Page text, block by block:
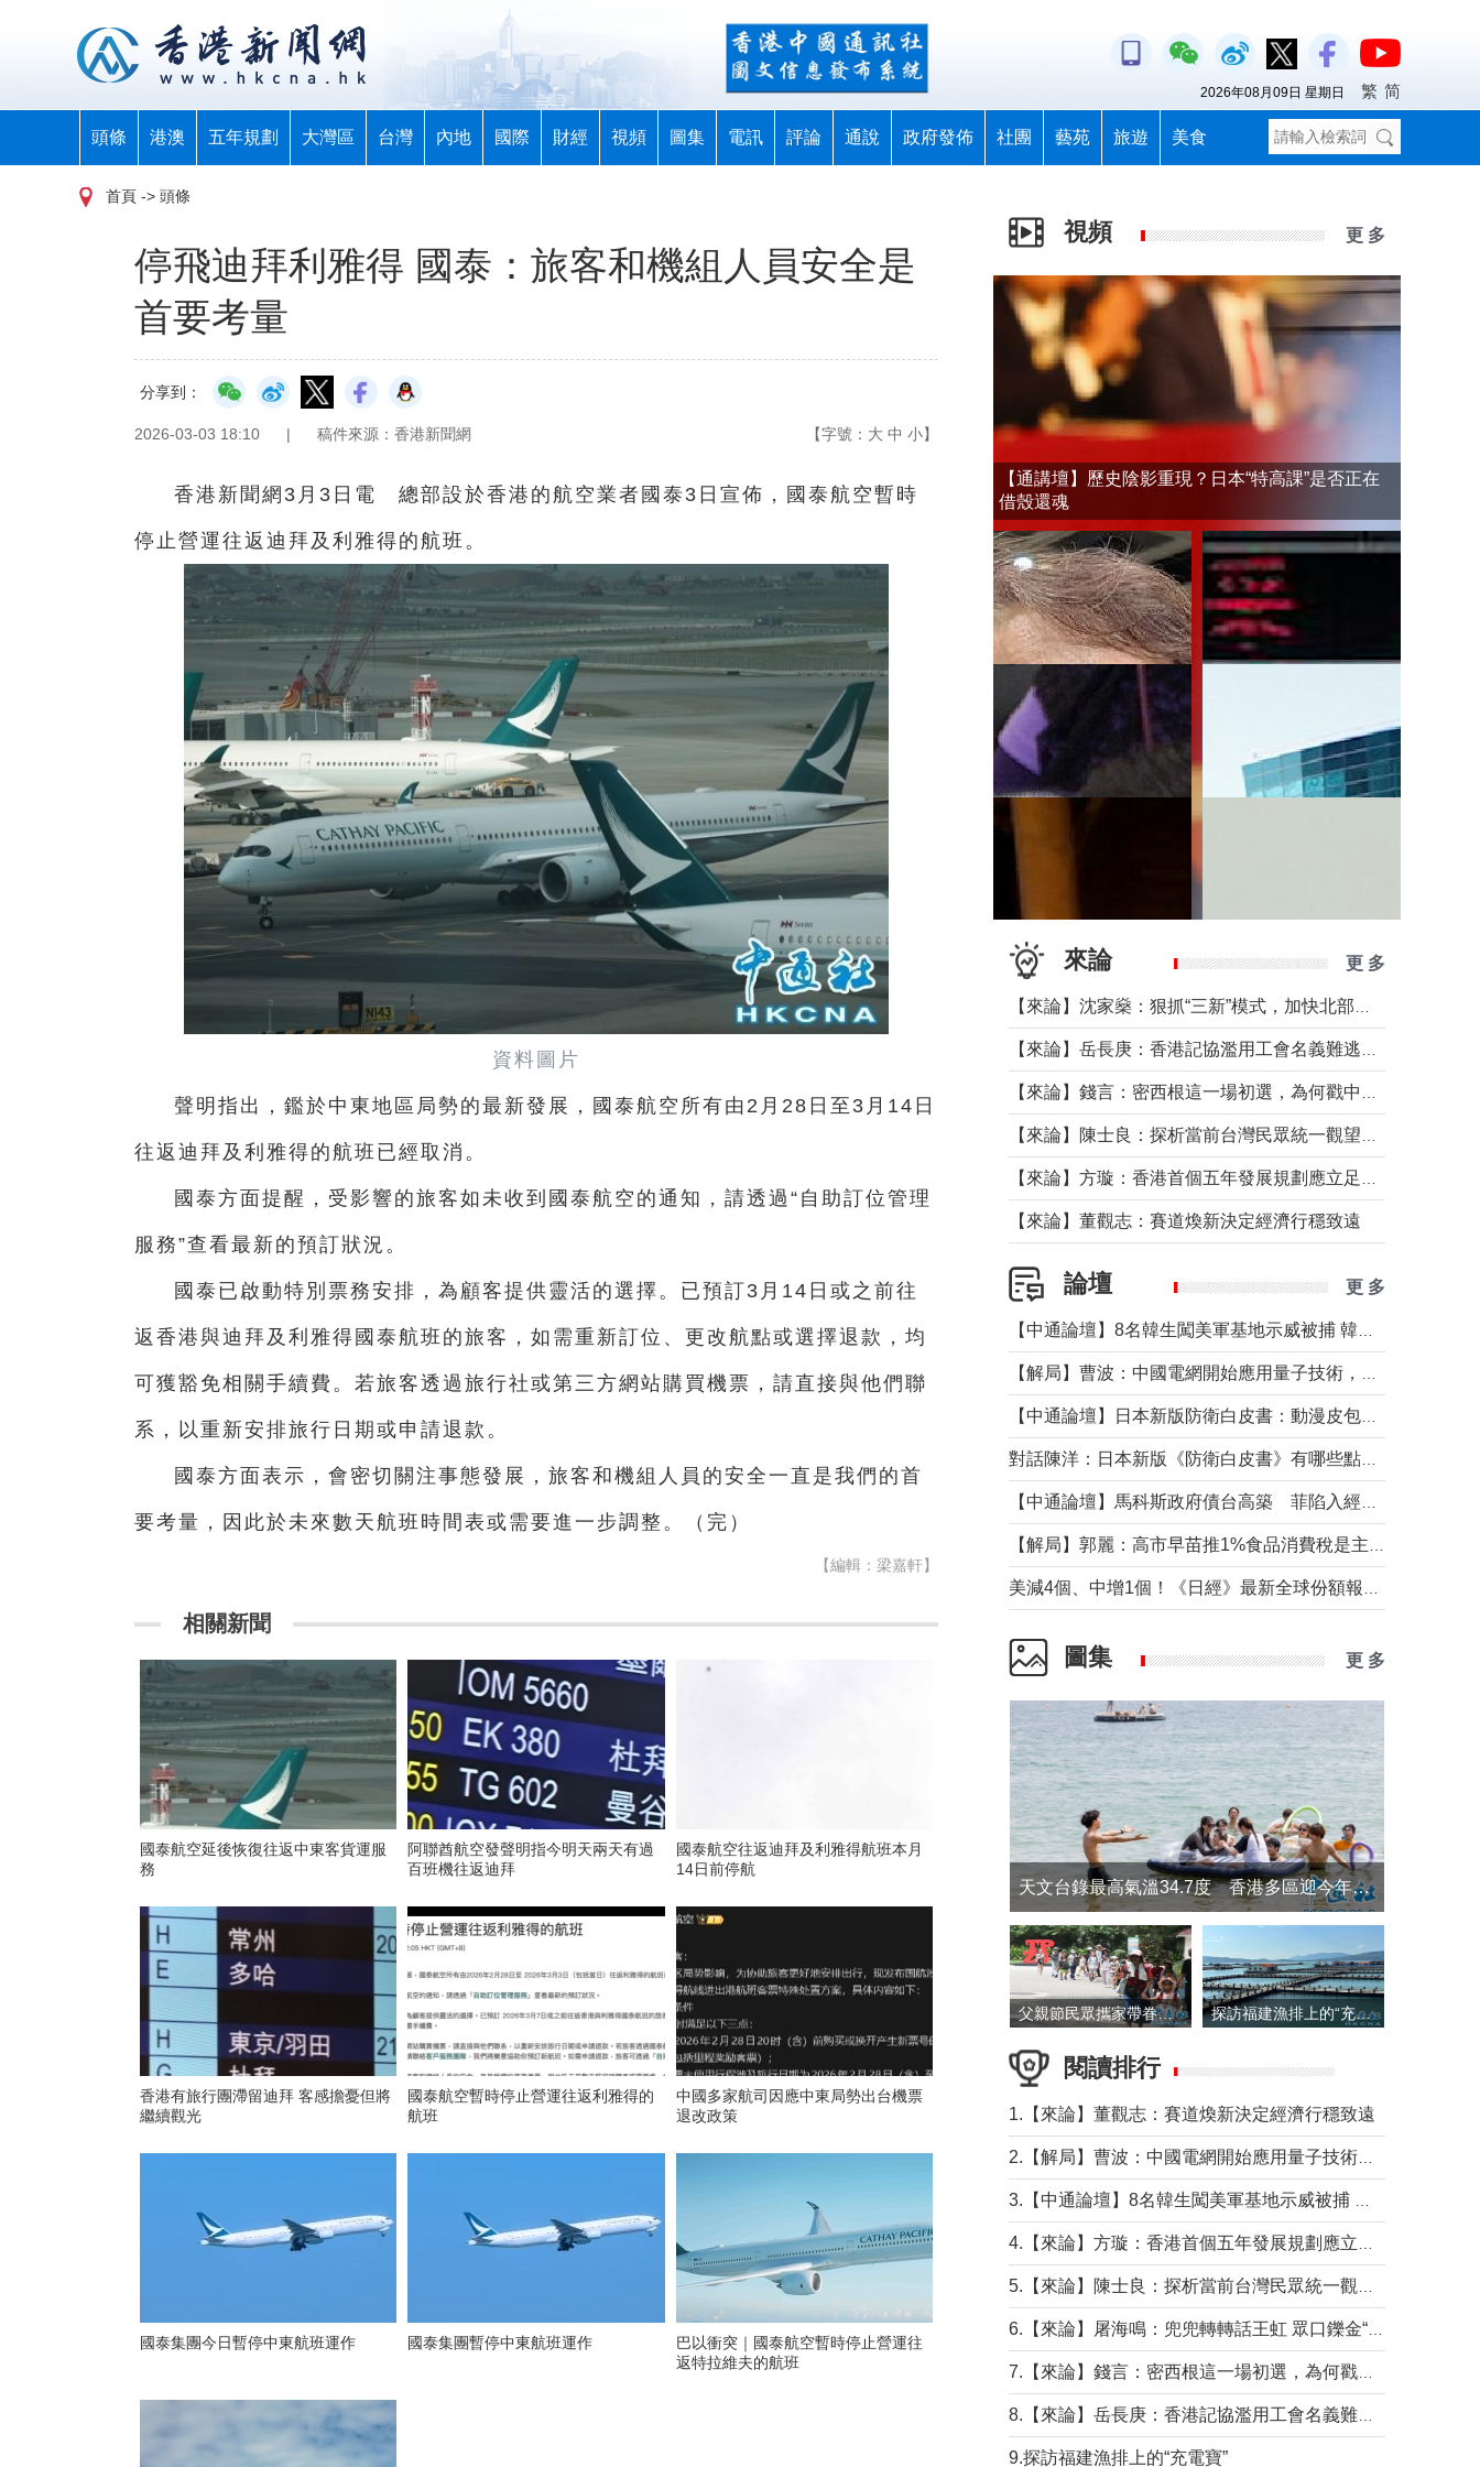
頭條 港澳 五年規劃 大灣區 台灣 內地 國際 財經 視頻 圖集 電訊 評論 通說 政府發佈 社團 藝苑 旅遊 美食
2026年08月09日 星期日 繁 简
首頁 -> 頭條
停飛迪拜利雅得 國泰：旅客和機組人員安全是
首要考量
分享到：
2026-03-03 18:10 | 稿件來源：香港新聞網 【字號： 大 中 小】
香港新聞網3月3日電 總部設於香港的航空業者國泰3日宣佈，國泰航空暫時
停止營運往返迪拜及利雅得的航班。
資料圖片
聲明指出，鑑於中東地區局勢的最新發展，國泰航空所有由2月28日至3月14日
往返迪拜及利雅得的航班已經取消。
國泰方面提醒，受影響的旅客如未收到國泰航空的通知，請透過“自助訂位管理
服務”查看最新的預訂狀況。
國泰已啟動特別票務安排，為顧客提供靈活的選擇。已預訂3月14日或之前往
返香港與迪拜及利雅得國泰航班的旅客，如需重新訂位、更改航點或選擇退款，均
可獲豁免相關手續費。若旅客透過旅行社或第三方網站購買機票，請直接與他們聯
系，以重新安排旅行日期或申請退款。
國泰方面表示，會密切關注事態發展，旅客和機組人員的安全一直是我們的首
要考量，因此於未來數天航班時間表或需要進一步調整。（完）
【編輯：梁嘉軒】
相關新聞
國泰航空延後恢復往返中東客貨運服
務
阿聯酋航空發聲明指今明天兩天有過
百班機往返迪拜
國泰航空往返迪拜及利雅得航班本月
14日前停航
香港有旅行團滯留迪拜 客感擔憂但將
繼續觀光
國泰航空暫時停止營運往返利雅得的
航班
中國多家航司因應中東局勢出台機票
退改政策
國泰集團今日暫停中東航班運作 國泰集團暫停中東航班運作
巴以衝突｜國泰航空暫時停止營運往
返特拉維夫的航班
視頻 更 多
【通講壇】歷史陰影重現？日本“特高課”是否正在
借殼還魂
來論 更 多
【來論】董觀志：賽道煥新決定經濟行穩致遠
論壇 更 多
圖集 更 多
天文台錄最高氣溫34.7度 香港多區迎今年最熱一天
父親節民眾攜家帶眷出遊 探訪福建漁排上的“充電寶”
閱讀排行
1.【來論】董觀志：賽道煥新決定經濟行穩致遠
9.探訪福建漁排上的“充電寶”